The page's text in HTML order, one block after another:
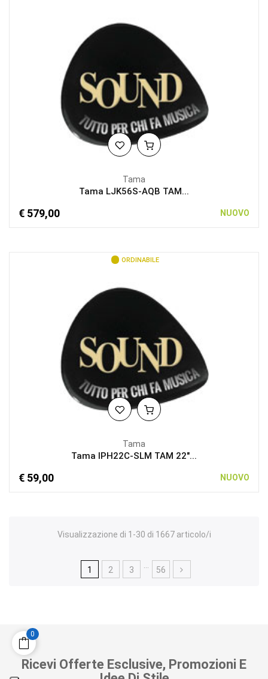
Tama
Tama LJK56S-AQB TAM...
€ 579,00 NUOVO
ORDINABILE
Tama
Tama IPH22C-SLM TAM 22"...
€ 59,00 NUOVO
Visualizzazione di 1-30 di 1667 articolo/i
1 2 3 56
Ricevi Offerte Esclusive, Promozioni E
0